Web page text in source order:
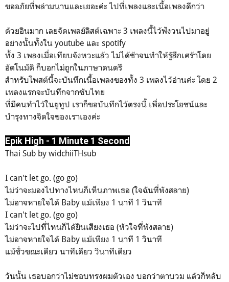
ขออภัยที่พล่ามนานและเยอะค่ะ ไปที่เพลงและเนื้อเพลงดีกว่า
ด้วยอินมาก เลยจัดเพลย์ลิสต์เฉพาะ 3 เพลงนี้ไว้ฟังวนไปมาอยู่
อย่างนั้นทั้งใน youtube และ spotify
ทั้ง 3 เพลงเมื่อเทียบจังหวะแล้ว ไม่ได้ช้าจนทำให้รู้สึกเศร้าโดย
อัตโนมัติ ก็บอกไม่ถูกในภาษาดนตรี
สำหรับโพสต์นี้จะบันทึกเนื้อเพลงของทั้ง 3 เพลงไว้อ่านค่ะ โดย 2
เพลงแรกจะบันทึกจากซับไทย
ที่มีคนทำไว้ในยูทูป เราก็ขอบันทึกไว้ตรงนี้ เพื่อประโยชน์และ
บำรุงทางจิตใจของเราเองค่ะ
Epik High - 1 Minute 1 Second
Thai Sub by widchiiTHsub
I can't let go. (go go)
ไม่ว่าจะมองไปทางไหนก็เห็นภาพเธอ (ใจฉันที่พังสลาย)
ไม่อาจหายใจได้ Baby แม้เพียง 1 นาที 1 วินาที
I can't let go. (go go)
ไม่ว่าจะไปที่ไหนก็ได้ยินเสียงเธอ (หัวใจที่พังสลาย)
ไม่อาจหายใจได้ Baby แม้เพียง 1 นาที 1 วินาที
แม้ชั่วขณะเดียว นาทีเดียว วินาทีเดียว
วันนั้น เธอบอกว่าไม่ชอบทรงผมตัวเอง บอกว่าตาบวม แล้วก็หลับ